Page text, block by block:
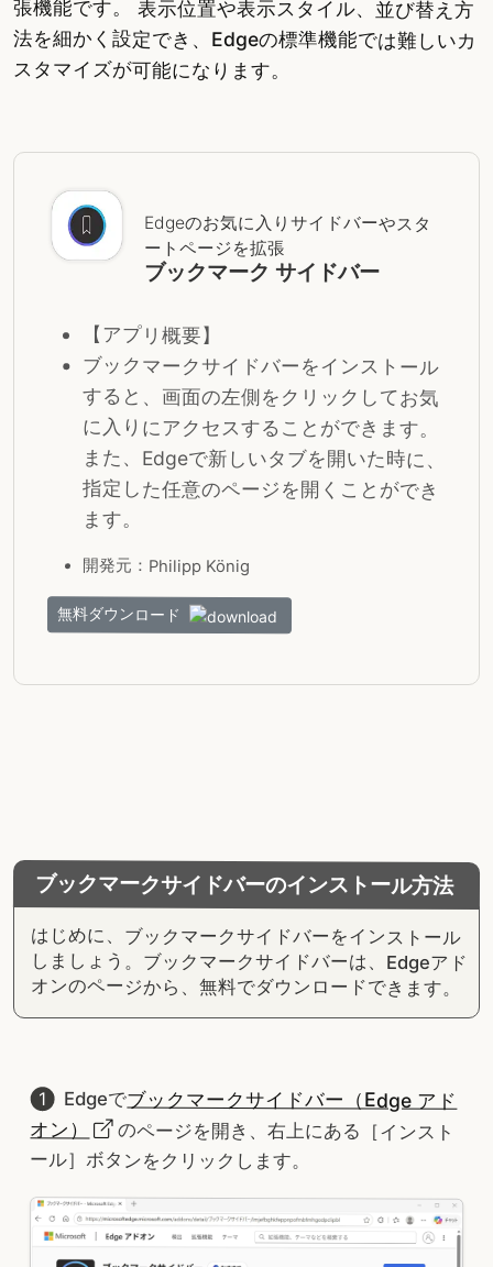
張機能です。 表示位置や表示スタイル、並び替え方
法を細かく設定でき、Edgeの標準機能では難しいカ
スタマイズが可能になります。
Edgeのお気に入りサイドバーやスタ
ートページを拡張
ブックマーク サイドバー
【アプリ概要】
ブックマークサイドバーをインストール
すると、画面の左側をクリックしてお気
に入りにアクセスすることができます。
また、Edgeで新しいタブを開いた時に、
指定した任意のページを開くことができ
ます。
開発元：Philipp König
無料ダウンロード
ブックマークサイドバーのインストール方法
はじめに、ブックマークサイドバーをインストール
しましょう。ブックマークサイドバーは、Edgeアド
オンのページから、無料でダウンロードできます。
Edgeでブックマークサイドバー（Edge アド
オン） のページを開き、右上にある［インスト
ール］ボタンをクリックします。